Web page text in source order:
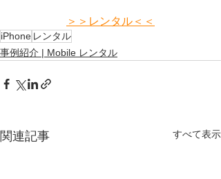
＞＞レンタル＜＜
iPhone レンタル
事例紹介 | Mobile レンタル
関連記事 すべて表示